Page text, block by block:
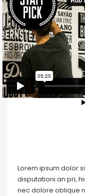
Lorem ipsum dolor
disputationi an pri,
nec dolore oblique